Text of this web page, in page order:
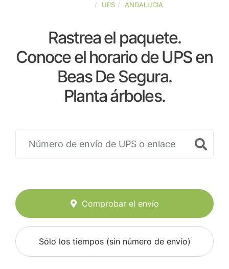
UPS ANDALUCIA
Rastrea el paquete.
Conoce el horario de UPS en
Beas De Segura.
Planta árboles.
Comprobar el envío
Sólo los tiempos (sin número de envío)